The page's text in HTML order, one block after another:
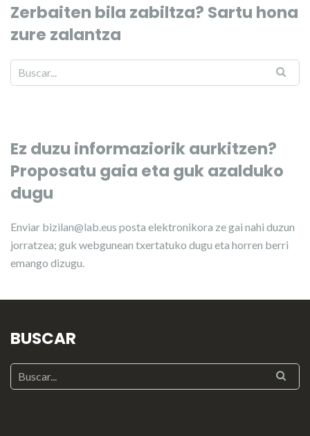
Zerbaiten bila zabiltza? Sartu hona
zure zalantza
Ez duzu informaziorik aurkitzen?
Proposatu gaia eta guk azalduko
dugu
Enviar bizilan@lab.eus posta elektronikora ze gai nahi duzun
jorratzea; guk webgunean txertatuko dugu eta horren berri
emango dizugu.
BUSCAR